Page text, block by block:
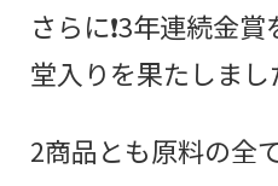
さらに❗3年連続金
堂入りを果たしまし
2商品とも原料の全